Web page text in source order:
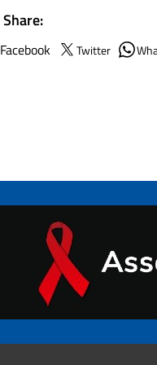
Share:
Facebook Twitter